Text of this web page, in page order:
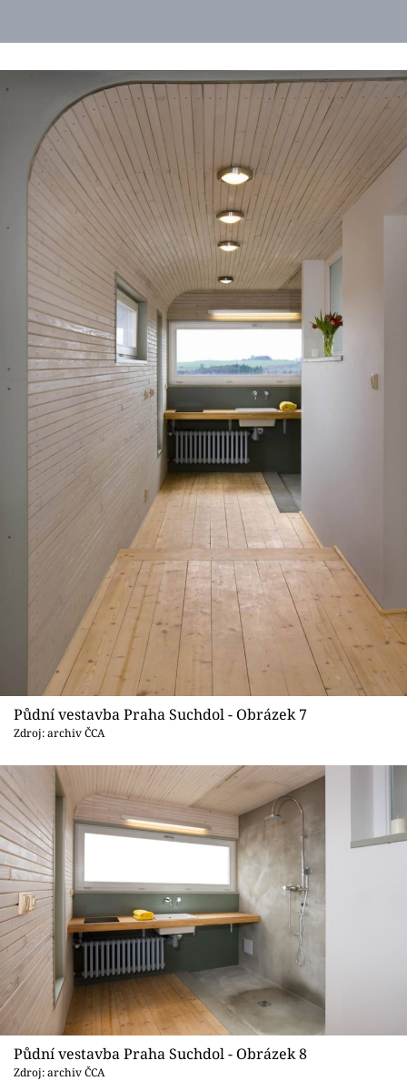
Půdní vestavba Praha Suchdol - Obrázek 7
Zdroj: archiv ČCA
Půdní vestavba Praha Suchdol - Obrázek 8
Zdroj: archiv ČCA